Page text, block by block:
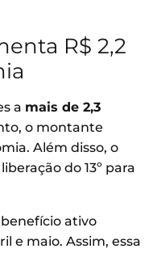
R$ 2,2
a mais de 2,3
o montante
Além disso, o
do 13º para
ativo
e maio. Assim, essa